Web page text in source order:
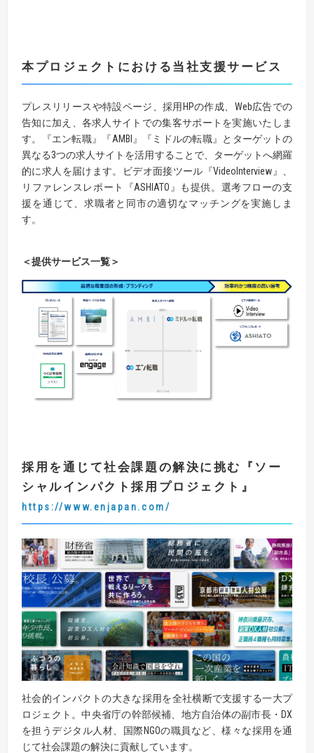
本プロジェクトにおける当社支援サービス
プレスリリースや特設ページ、採用HPの作成、Web広告での
告知に加え、各求人サイトでの集客サポートを実施いたしま
す。『エン転職』『AMBI』『ミドルの転職』とターゲットの
異なる3つの求人サイトを活用することで、ターゲットへ網羅
的に求人を届けます。ビデオ面接ツール『VideoInterview』、
リファレンスレポート『ASHIATO』も提供。選考フローの支
援を通じて、求職者と同市の適切なマッチングを実施しま
す。
＜提供サービス一覧＞
採用を通じて社会課題の解決に挑む 『 ソー
シャルインパクト採用プロジェクト 』
https://www.enjapan.com/
社会的インパクトの大きな採用を全社横断で支援する一大プ
ロジェクト。中央省庁の幹部候補、地方自治体の副市長・DX
を担うデジタル人材、国際NGOの職員など、様々な採用を通
じて社会課題の解決に貢献しています。